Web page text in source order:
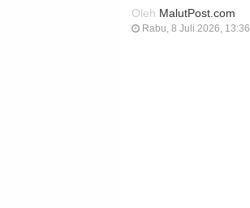
Oleh MalutPost.com
Rabu, 8 Juli 2026, 13:36